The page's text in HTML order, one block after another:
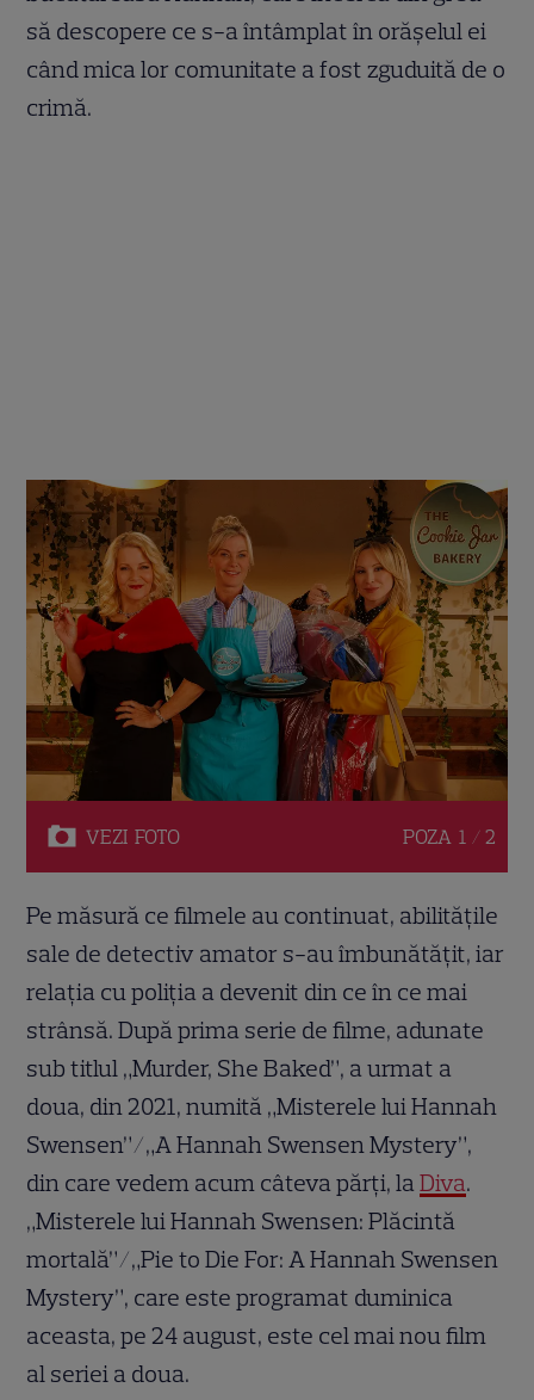
să descopere ce s-a întâmplat în orășelul ei
când mica lor comunitate a fost zguduită de o
crimă.
VEZI FOTO POZA 1 / 2
Pe măsură ce filmele au continuat, abilitățile
sale de detectiv amator s-au îmbunătățit, iar
relația cu poliția a devenit din ce în ce mai
strânsă. După prima serie de filme, adunate
sub titlul „Murder, She Baked”, a urmat a
doua, din 2021, numită „Misterele lui Hannah
Swensen”/„A Hannah Swensen Mystery”,
din care vedem acum câteva părți, laDiva.
„Misterele lui Hannah Swensen: Plăcintă
mortală”/„Pie to Die For: A Hannah Swensen
Mystery”, care este programat duminica
aceasta, pe 24 august, este cel mai nou film
al seriei a doua.